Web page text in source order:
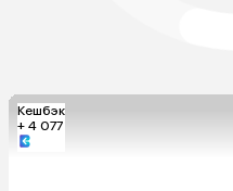
Кешбэк
+ 4 077